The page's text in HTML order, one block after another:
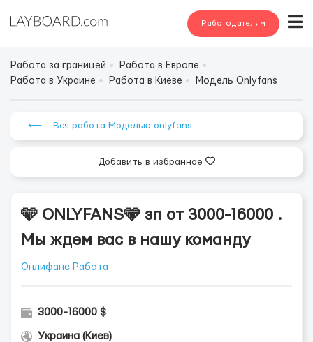
Работодателям
Работа за границей
Работа в Европе
Работа в Украине
Работа в Киеве Модель Onlyfans
⟵ Вся работа Моделью onlyfans
Добавить в избранное
🩵 ONLYFANS🩵 зп от 3000-16000 .
Мы ждем вас в нашу команду
Онлифанс Работа
3000-16000 $
Украина (Киев)